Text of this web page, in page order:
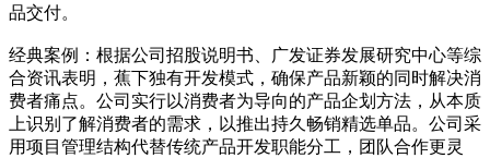
品交付。
经典案例：根据公司招股说明书、广发证券发展研究中心等综
合资讯表明，蕉下独有开发模式，确保产品新颖的同时解决消
费者痛点。公司实行以消费者为导向的产品企划方法，从本质
上识别了解消费者的需求，以推出持久畅销精选单品。公司采
用项目管理结构代替传统产品开发职能分工，团队合作更灵